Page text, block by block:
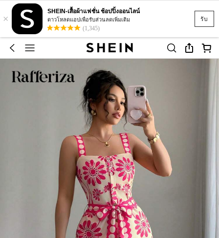
รับ
×
SHEIN-เสื้อผ้าแฟชั่น ช้อปปิ้งออนไลน์
ดาวโหลดแอปเพื่อรับส่วนลดเพิ่มเติม
(1,345)